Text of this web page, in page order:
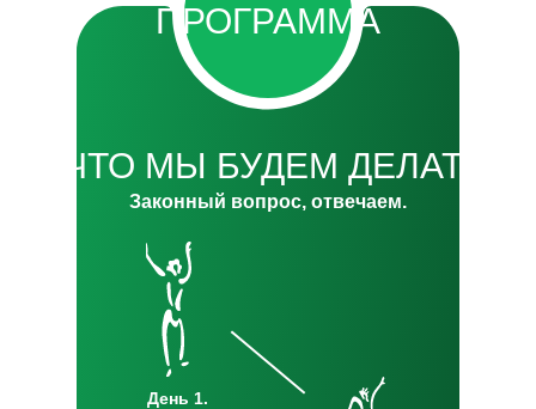
А ЧТО МЫ БУДЕМ ДЕЛАТЬ?
ПРОГРАММА
Законный вопрос, отвечаем.
День 1.